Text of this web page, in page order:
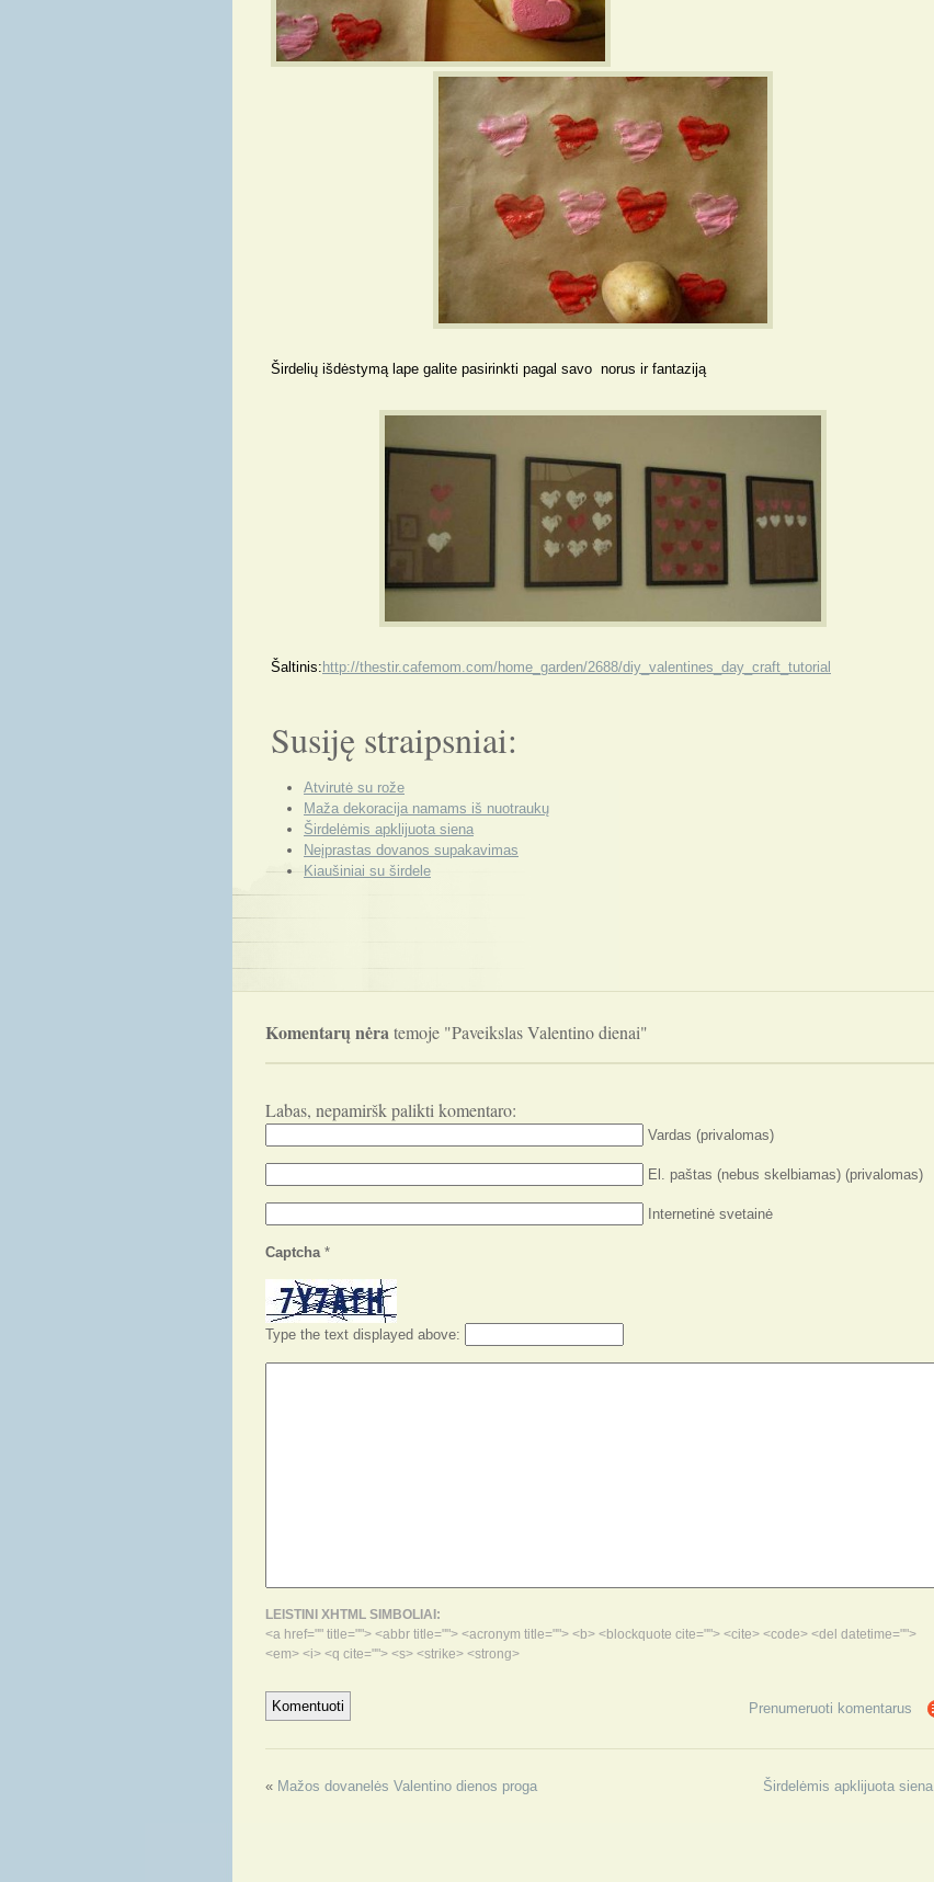
Širdelių išdėstymą lape galite pasirinkti pagal savo norus ir fantaziją
Šaltinis: http://thestir.cafemom.com/home_garden/2688/diy_valentines_day_craft_tutorial
Susiję straipsniai:
Atvirutė su rože
Maža dekoracija namams iš nuotraukų
Širdelėmis apklijuota siena
Neįprastas dovanos supakavimas
Kiaušiniai su širdele
Komentarų nėratemoje "Paveikslas Valentino dienai"
Labas, nepamiršk palikti komentaro:
Vardas (privalomas)
El. paštas (nebus skelbiamas) (privalomas)
Internetinė svetainė
Captcha *
Type the text displayed above:
LEISTINI XHTML SIMBOLIAI:
<a href="" title=""> <abbr title=""> <acronym title=""> <b> <blockquote cite=""> <cite> <code> <del datetime="">
<em> <i> <q cite=""> <s> <strike> <strong>
Prenumeruoti komentarus
« Mažos dovanelės Valentino dienos proga Širdelėmis apklijuota siena